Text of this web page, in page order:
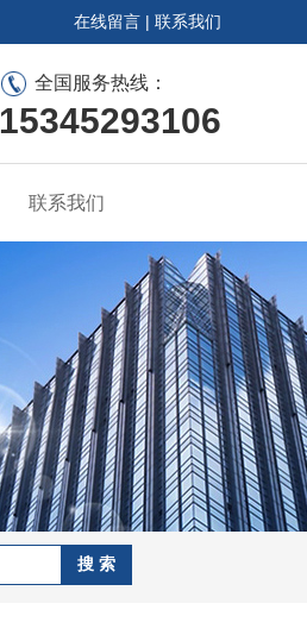
在线留言 | 联系我们
全国服务热线：
15345293106
联系我们